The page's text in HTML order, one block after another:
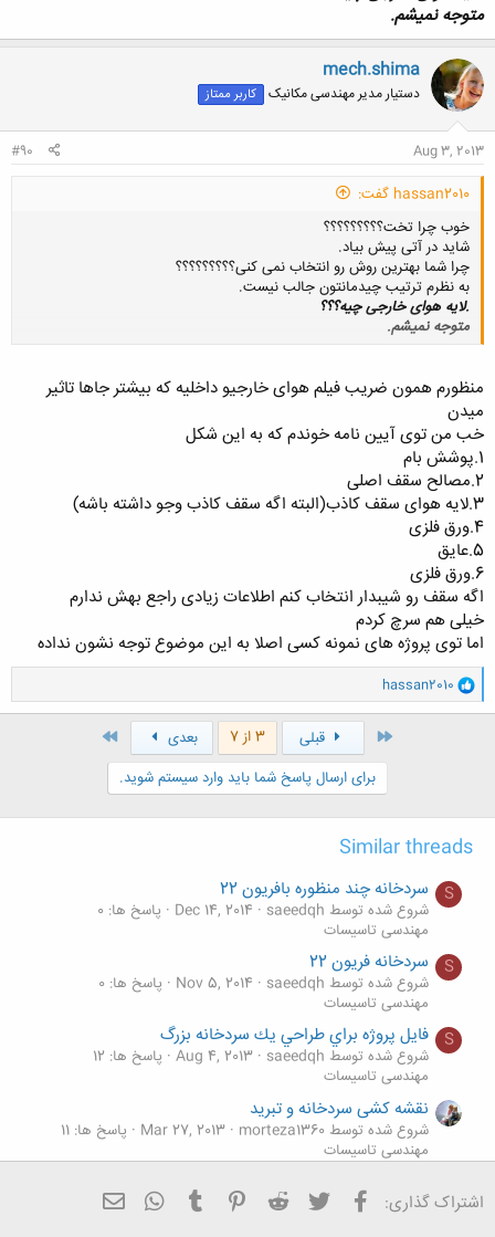
متوجه نمیشم.
mech.shima
دستیار مدیر مهندسی مکانیک کاربر ممتاز
Aug 3, 2013
#90
hassan2010 گفت:
خوب چرا تخت؟؟؟؟؟؟؟؟؟
شاید در آتی پیش بیاد.
چرا شما بهترین روش رو انتخاب نمی کنی؟؟؟؟؟؟؟؟؟
به نظرم ترتیب چیدمانتون جالب نیست.
.لایه هوای خارجی چیه؟؟؟
متوجه نمیشم.
منظورم همون ضریب فیلم هوای خارجیو داخلیه که بیشتر جاها تاثیر
میدن
خب من توی آیین نامه خوندم که به این شکل
1.پوشش بام
2.مصالح سقف اصلی
3.لایه هوای سقف کاذب(البته اگه سقف کاذب وجو داشته باشه)
4.ورق فلزی
5.عایق
6.ورق فلزی
اگه سقف رو شیبدار انتخاب کنم اطلاعات زیادی راجع بهش ندارم
خیلی هم سرچ کردم
اما توی پروژه های نمونه کسی اصلا به این موضوع توجه نشون نداده
و
ا
ک
hassan2010
قبلی 3 از 7 بعدی
برای ارسال پاسخ شما باید وارد سیستم شوید.
Similar threads
S سردخانه چند منظوره بافریون 22
شروع شده توسط saeedqh Dec 14, 2014
پاسخ ها: 0
مهندسی تاسیسات
S سردخانه فریون 22
شروع شده توسط saeedqh Nov 5, 2014
پاسخ ها: 0
مهندسی تاسیسات
S فايل پروژه براي طراحي يك سردخانه بزرگ
شروع شده توسط saeedqh Aug 4, 2013 پاسخ ها: 12
مهندسی تاسیسات
نقشه کشی سردخانه و تبرید
شروع شده توسط morteza1360 Mar 27, 2013
پاسخ ها: 11
مهندسی تاسیسات
پروژه سردخانه
شروع شده توسط بیژن مولایی Jun 7, 2011
پاسخ ها: 4
اشتراک گذاری: فیسبوک تویتر Reddit
Pinterest
Tumblr
WhatsApp